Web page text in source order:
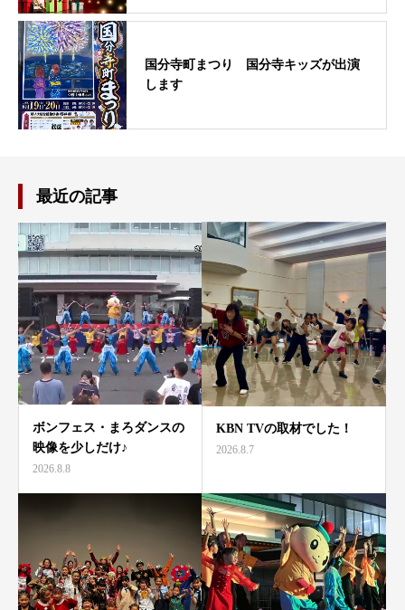
国分寺町まつり 国分寺キッズが出演
します
最近の記事
ボンフェス・まろダンスの
映像を少しだけ♪
2026.8.8
KBN TVの取材でした！
2026.8.7